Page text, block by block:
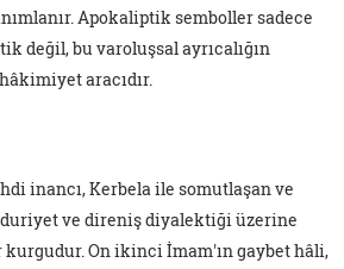
Apokaliptik semboller sadece
değil, bu varoluşsal ayrıcalığın
aracıdır.
inancı, Kerbela ile somutlaşan ve
ve direniş diyalektiği üzerine
On ikinci İmam'ın gaybet hâli,